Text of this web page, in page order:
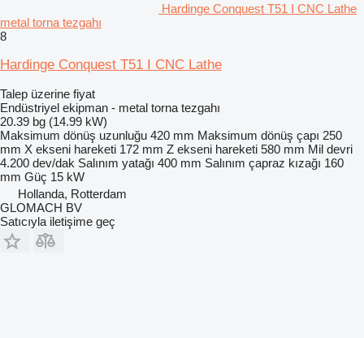
Hardinge Conquest T51 I CNC Lathe
metal torna tezgahı
8
Hardinge Conquest T51 I CNC Lathe
Talep üzerine fiyat
Endüstriyel ekipman - metal torna tezgahı
20.39 bg (14.99 kW)
Maksimum dönüş uzunluğu 420 mm Maksimum dönüş çapı 250
mm X ekseni hareketi 172 mm Z ekseni hareketi 580 mm Mil devri
4.200 dev/dak Salınım yatağı 400 mm Salınım çapraz kızağı 160
mm Güç 15 kW
Hollanda, Rotterdam
GLOMACH BV
Satıcıyla iletişime geç